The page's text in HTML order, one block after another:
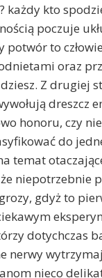
każdy kto
poczuje
potwór to
oraz
Z drugiej
dreszcz
honoru, czy
do
temat
niepotrzebnie
gdyż to
dotychczas
nerwy
nieco